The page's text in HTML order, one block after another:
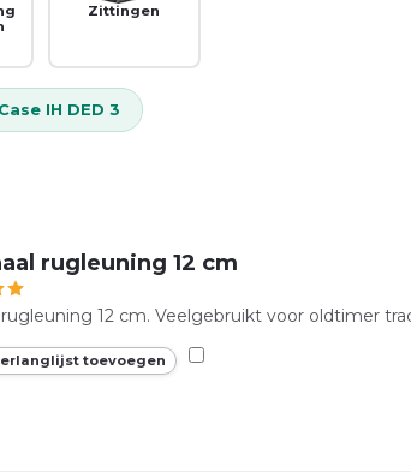
Zittingen
Case IH DED 3
rugleuning 12 cm
12 cm. Veelgebruikt voor oldtimer
toevoegen